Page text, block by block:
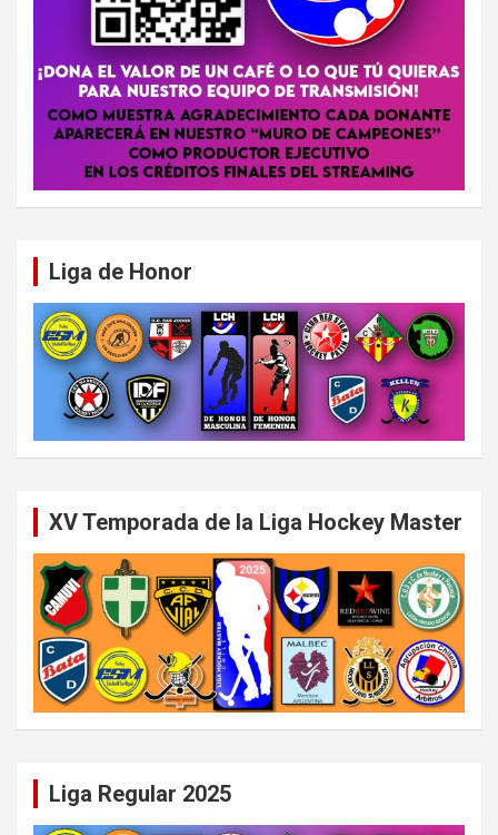
Liga de Honor
XV Temporada de la Liga Hockey Master
Liga Regular 2025